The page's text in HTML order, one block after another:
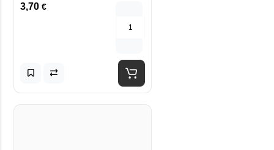
3,70 €